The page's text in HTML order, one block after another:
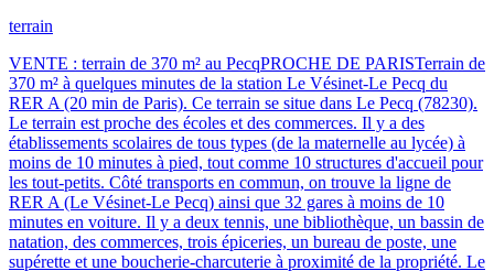
terrain
VENTE : terrain de 370 m² au PecqPROCHE DE PARISTerrain de
370 m² à quelques minutes de la station Le Vésinet-Le Pecq du
RER A (20 min de Paris). Ce terrain se situe dans Le Pecq (78230).
Le terrain est proche des écoles et des commerces. Il y a des
établissements scolaires de tous types (de la maternelle au lycée) à
moins de 10 minutes à pied, tout comme 10 structures d'accueil pour
les tout-petits. Côté transports en commun, on trouve la ligne de
RER A (Le Vésinet-Le Pecq) ainsi que 32 gares à moins de 10
minutes en voiture. Il y a deux tennis, une bibliothèque, un bassin de
natation, des commerces, trois épiceries, un bureau de poste, une
supérette et une boucherie-charcuterie à proximité de la propriété. Le